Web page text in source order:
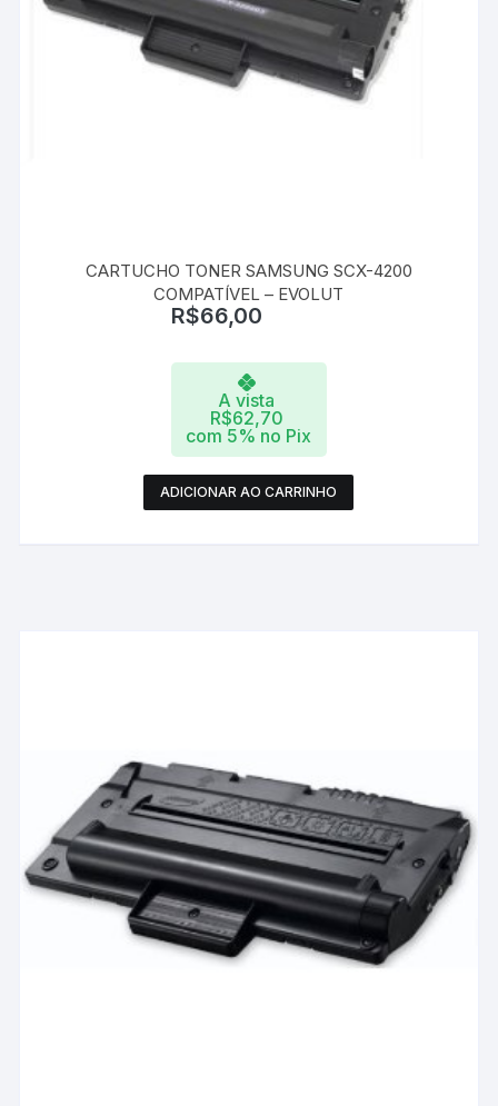
CARTUCHO TONER SAMSUNG SCX-4200
COMPATÍVEL – EVOLUT
R$66,00
A vista
R$62,70
com 5% no Pix
ADICIONAR AO CARRINHO